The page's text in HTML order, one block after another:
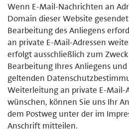
Wenn E-Mail-Nachrichten an
Domain dieser Website
Bearbeitung des Anliegens
an private E-Mail-Adressen
erfolgt ausschließlich zum
Bearbeitung Ihres Anliegens
geltenden
Weiterleitung an private E-Mail-
wünschen, können Sie uns Ihr
dem Postweg unter der im
Anschrift mitteilen.